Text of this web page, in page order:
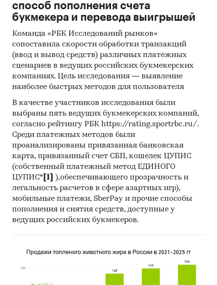
способ пополнения счета
букмекера и перевода выигрышей
Команда «РБК Исследований рынков»
сопоставила скорости обработки транзакций
(ввод и вывод средств) различных платежных
сценариев в ведущих российских букмекерских
компаниях. Цель исследования — выявление
наиболее быстрых методов для пользователя
В качестве участников исследования были
выбраны пять ведущих букмекерских компаний,
согласно рейтингу РБК https://rating.sportrbc.ru/.
Среди платежных методов были
проанализированы привязанная банковская
карта, привязанный счет СБП, кошелек ЦУПИС
(собственный платежный метод ЕДИНОГО
ЦУПИС* [1]
),обеспечивающего прозрачность и
легальность расчетов в сфере азартных игр),
мобильные платежи, SberPay и прочие способы
пополнения и снятия средств, доступные у
ведущих российских букмекеров.